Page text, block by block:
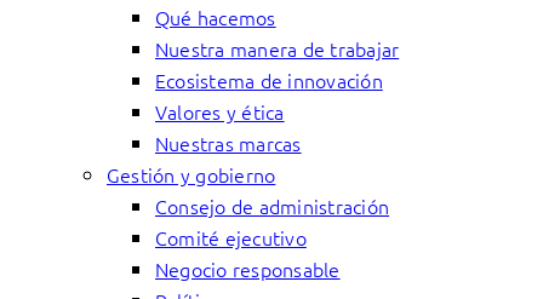
Qué hacemos
Nuestra manera de trabajar
Ecosistema de innovación
Valores y ética
Nuestras marcas
Gestión y gobierno
Consejo de administración
Comité ejecutivo
Negocio responsable